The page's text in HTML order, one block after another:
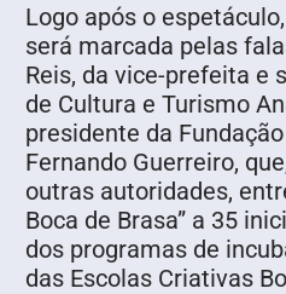
Logo após o
será marcada pelas
Reis, da vice-prefeita e
de Cultura e Turismo
presidente da
Fernando Guerreiro,
outras autoridades,
Boca de Brasa” a 35
dos programas de
das Escolas Criativas